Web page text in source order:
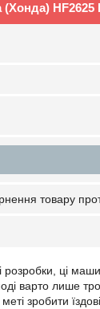
HF2625
товару
розробки, ці
варто лише
зробити